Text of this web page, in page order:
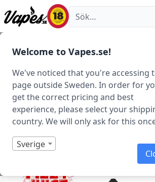
Welcome to Vapes.se!
We've noticed that you're accessing
page outside Sweden. In order for
get the correct pricing and best
experience, please select your
country. We will only ask for this
Sverige
Vapes.se
E-juice Smaker Frukt & Bär
Fizzy – Yellow Pear
Shortfill)
Art.nr: 37007
I lager